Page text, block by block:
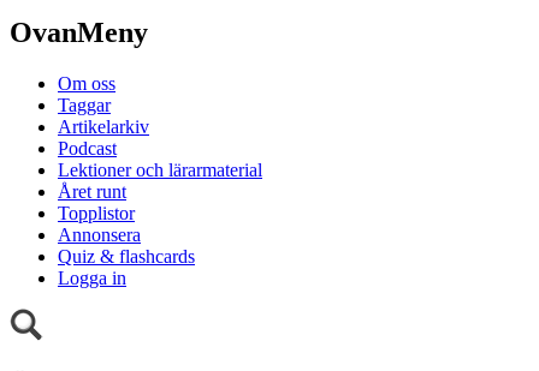
OvanMeny
Om oss
Taggar
Artikelarkiv
Podcast
Lektioner och lärarmaterial
Året runt
Topplistor
Annonsera
Quiz & flashcards
Logga in